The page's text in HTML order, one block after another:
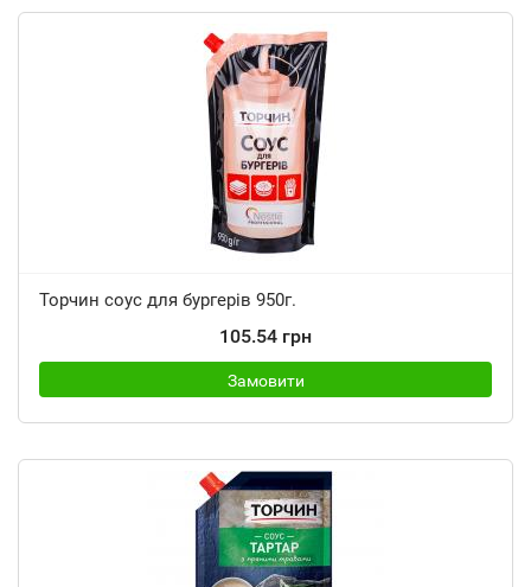
Торчин соус для бургерів 950г.
105.54 грн
Замовити